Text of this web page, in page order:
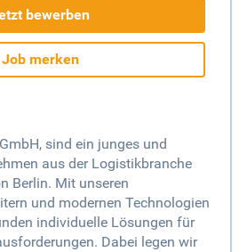
bewerben
Job merken
sind ein junges und
aus der Logistikbranche
Berlin. Mit unseren
und modernen Technologien
individuelle Lösungen für
Dabei legen wir